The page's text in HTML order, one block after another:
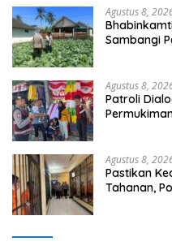
Agustus 8,
Sambangi
Agustus 8,
Patroli
Agustus 8,
Pastikan
Tahanan,